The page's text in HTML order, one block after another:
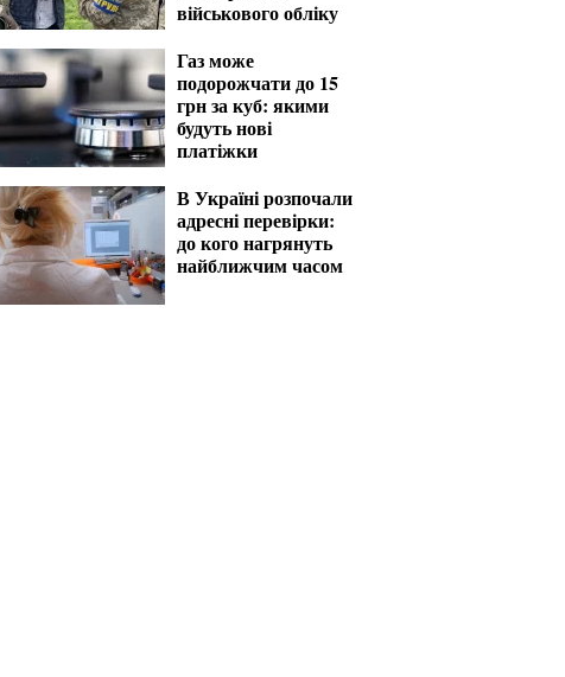
військового обліку
Газ може
подорожчати до 15
грн за куб: якими
будуть нові
платіжки
В Україні розпочали
адресні перевірки:
до кого нагрянуть
найближчим часом